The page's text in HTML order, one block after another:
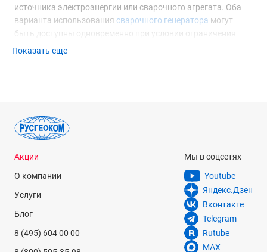
источника электроэнергии или сварочного агрегата. Оба
варианта использования сварочного генератора могут
быть доступны одновременно при условии ограничения
мощности нагрузки при питании потребителей переменного
востребованы в местах, где нет возможности
подключиться к стационарным энергосетям. Они
незаменимы на строительной площадке и в ходе ремонтно-
восстановительных работ в полевых условиях.
Использование таких устройств аварийными бригадами
позволяет сократить общий перечень необходимого
оборудования, что способствует повышению мобильности.
– бензоэлектрический агрегат с 4-тактным
Показать еще
Акции
О компании
Услуги
Блог
8 (495) 604 00 00
Мы в соцсетях
Youtube
Яндекс.Дзен
Вконтакте
Telegram
Rutube
MAX